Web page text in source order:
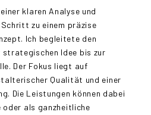
klaren Analyse und
zu einem präzise
Ich begleitete den
Idee bis zur
Der Fokus liegt auf
Qualität und einer
Die Leistungen können dabei
oder als ganzheitliche